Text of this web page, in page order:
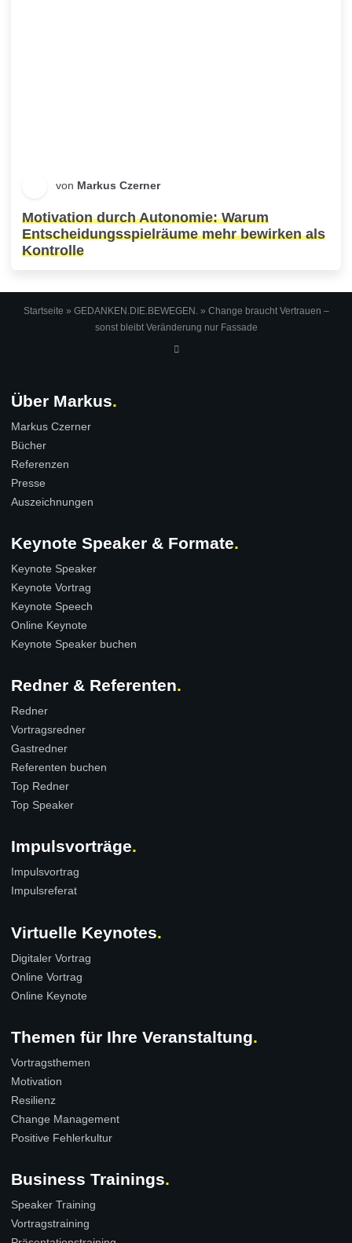
von Markus Czerner
Motivation durch Autonomie: Warum
Entscheidungsspielräume mehr bewirken als
Kontrolle
Startseite » GEDANKEN.DIE.BEWEGEN.» Change braucht Vertrauen –
sonst bleibt Veränderung nur Fassade
Über Markus
Markus Czerner
Bücher
Referenzen
Presse
Auszeichnungen
Keynote Speaker & Formate
Keynote Speaker
Keynote Vortrag
Keynote Speech
Online Keynote
Keynote Speaker buchen
Redner & Referenten
Redner
Vortragsredner
Gastredner
Referenten buchen
Top Redner
Top Speaker
Impulsvorträge
Impulsvortrag
Impulsreferat
Virtuelle Keynotes
Digitaler Vortrag
Online Vortrag
Online Keynote
Themen für Ihre Veranstaltung
Vortragsthemen
Motivation
Resilienz
Change Management
Positive Fehlerkultur
Business Trainings
Speaker Training
Vortragstraining